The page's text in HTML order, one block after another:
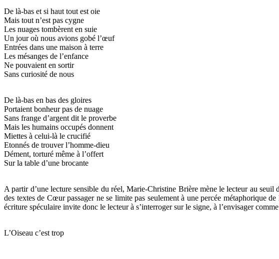
De là-bas et si haut tout est oie
Mais tout n’est pas cygne
Les nuages tombèrent en suie
Un jour où nous avions gobé l’œuf
Entrées dans une maison à terre
Les mésanges de l’enfance
Ne pouvaient en sortir
Sans curiosité de nous
De là-bas en bas des gloires
Portaient bonheur pas de nuage
Sans frange d’argent dit le proverbe
Mais les humains occupés donnent
Miettes à celui-là le crucifié
Etonnés de trouver l’homme-dieu
Dément, torturé même à l’offert
Sur la table d’une brocante
A partir d’une lecture sensible du réel, Marie-Christine Brière mène le lecteur au
des textes de Cœur passager ne se limite pas seulement à une percée métaphorique
écriture spéculaire invite donc le lecteur à s’interroger sur le signe, à l’envisager
L’Oiseau c’est trop